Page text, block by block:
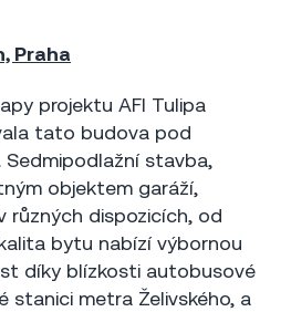
Praha
projektu AFI Tulipa
tato budova pod
. Sedmipodlažní stavba,
objektem garáží,
různých dispozicích, od
bytu nabízí výbornou
díky blízkosti autobusové
stanici metra Želivského, a